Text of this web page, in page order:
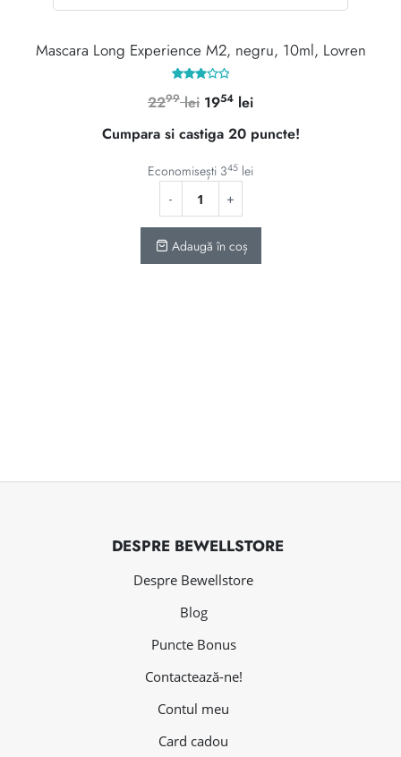
Mascara Long Experience M2, negru, 10ml, Lovren
la
2299 lei Prețul
inițial
a
fost:
2299 lei.
1954 leiPrețul
este:
1954 lei.
Cumpara si castiga 20 puncte!
Economisești 345 lei
Adaugă în coș
DESPRE BEWELLSTORE
Despre Bewellstore
Blog
Puncte Bonus
Contactează-ne!
Contul meu
Card cadou